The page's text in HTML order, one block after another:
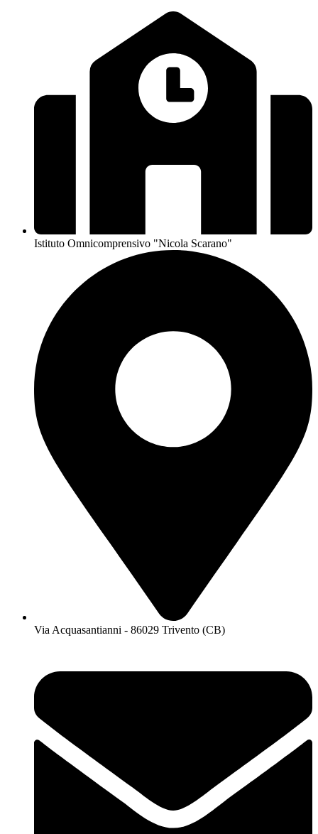
Istituto Omnicomprensivo "Nicola Scarano"
Via Acquasantianni - 86029 Trivento (CB)